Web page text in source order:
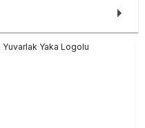
Yuvarlak Yaka Logolu